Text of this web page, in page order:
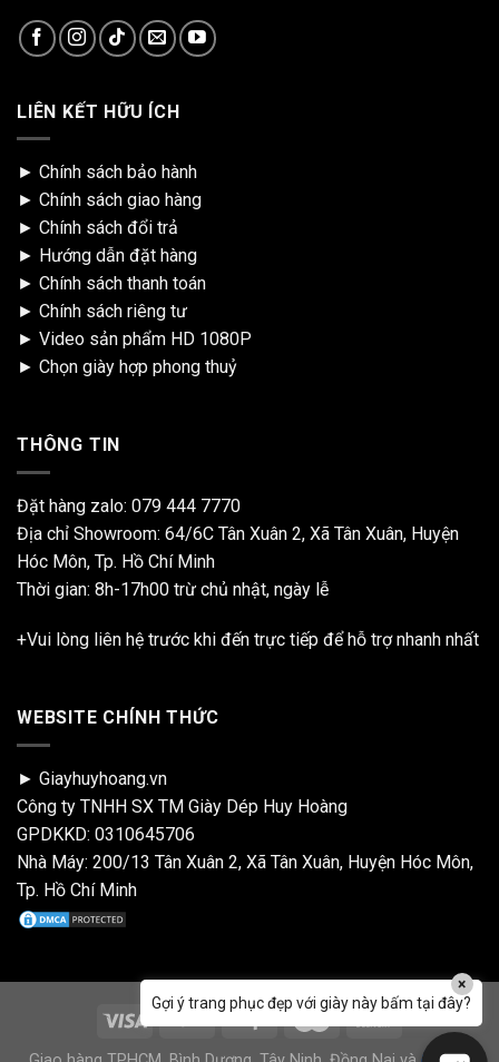
LIÊN KẾT HỮU ÍCH
► Chính sách bảo hành
► Chính sách giao hàng
► Chính sách đổi trả
► Hướng dẫn đặt hàng
► Chính sách thanh toán
► Chính sách riêng tư
► Video sản phẩm HD 1080P
► Chọn giày hợp phong thuỷ
THÔNG TIN
Đặt hàng zalo: 079 444 7770
Địa chỉ Showroom: 64/6C Tân Xuân 2, Xã Tân Xuân, Huyện
Hóc Môn, Tp. Hồ Chí Minh
Thời gian: 8h-17h00 trừ chủ nhật, ngày lễ
+Vui lòng liên hệ trước khi đến trực tiếp để hỗ trợ nhanh nhất
WEBSITE CHÍNH THỨC
► Giayhuyhoang.vn
Công ty TNHH SX TM Giày Dép Huy Hoàng
GPDKKD: 0310645706
Nhà Máy: 200/13 Tân Xuân 2, Xã Tân Xuân, Huyện Hóc Môn,
Tp. Hồ Chí Minh
Gợi ý trang phục đẹp với giày này bấm tại đây?
×